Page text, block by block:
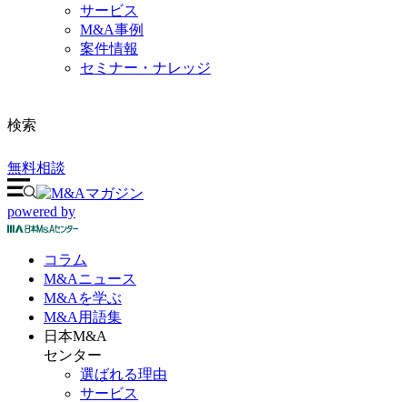
サービス
M&A事例
案件情報
セミナー・ナレッジ
検索
無料相談
powered by
コラム
M&Aニュース
M&Aを学ぶ
M&A 用語集
日本M&A
センター
選ばれる理由
サービス